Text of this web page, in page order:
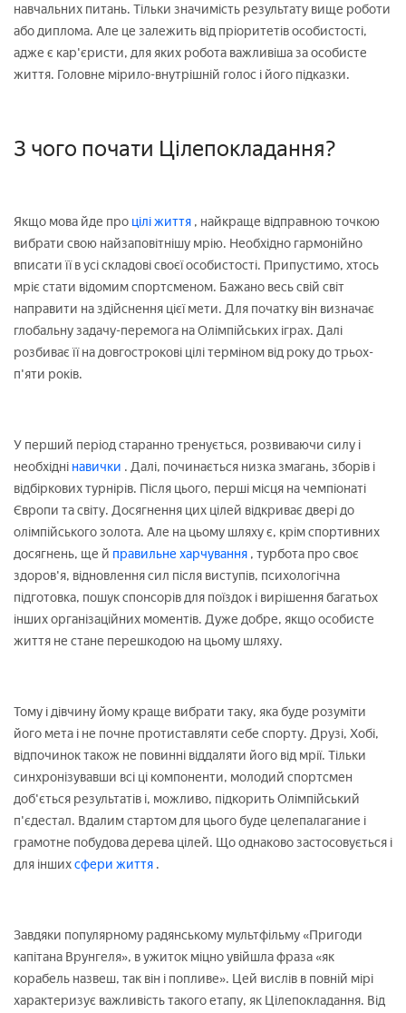
навчальних питань. Тільки значимість результату вище роботи
або диплома. Але це залежить від пріоритетів особистості,
адже є кар'єристи, для яких робота важливіша за особисте
життя. Головне мірило-внутрішній голос і його підказки.
З чого почати Цілепокладання?
Якщо мова йде про цілі життя , найкраще відправною точкою
вибрати свою найзаповітнішу мрію. Необхідно гармонійно
вписати її в усі складові своєї особистості. Припустимо, хтось
мріє стати відомим спортсменом. Бажано весь свій світ
направити на здійснення цієї мети. Для початку він визначає
глобальну задачу-перемога на Олімпійських іграх. Далі
розбиває її на довгострокові цілі терміном від року до трьох-
п'яти років.
У перший період старанно тренується, розвиваючи силу і
необхідні навички . Далі, починається низка змагань, зборів і
відбіркових турнірів. Після цього, перші місця на чемпіонаті
Європи та світу. Досягнення цих цілей відкриває двері до
олімпійського золота. Але на цьому шляху є, крім спортивних
досягнень, ще й правильне харчування , турбота про своє
здоров'я, відновлення сил після виступів, психологічна
підготовка, пошук спонсорів для поїздок і вирішення багатьох
інших організаційних моментів. Дуже добре, якщо особисте
життя не стане перешкодою на цьому шляху.
Тому і дівчину йому краще вибрати таку, яка буде розуміти
його мета і не почне протиставляти себе спорту. Друзі, Хобі,
відпочинок також не повинні віддаляти його від мрії. Тільки
синхронізувавши всі ці компоненти, молодий спортсмен
доб'ється результатів і, можливо, підкорить Олімпійський
п'єдестал. Вдалим стартом для цього буде целепалагание і
грамотне побудова дерева цілей. Що однаково застосовується і
для іншихсфери життя .
Завдяки популярному радянському мультфільму «Пригоди
капітана Врунгеля», в ужиток міцно увійшла фраза «як
корабель назвеш, так він і попливе». Цей вислів в повній мірі
характеризує важливість такого етапу, як Цілепокладання. Від